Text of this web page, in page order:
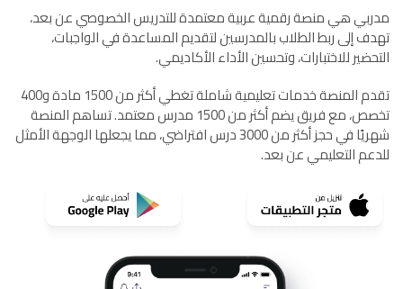
مدربي هي منصة رقمية عربية معتمدة للتدريس الخصوصي عن بعد،
تهدف إلى ربط الطلاب بالمدرسين لتقديم المساعدة في الواجبات،
التحضير للاختبارات، وتحسين الأداء الأكاديمي.
تقدم المنصة خدمات تعليمية شاملة تغطي أكثر من 1500 مادة و400
تخصص، مع فريق يضم أكثر من 1500 مدرس معتمد. تساهم المنصة
شهريًا في حجز أكثر من 3000 درس افتراضي، مما يجعلها الوجهة الأمثل
للدعم التعليمي عن بعد.